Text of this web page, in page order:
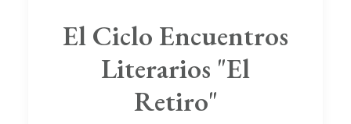
El Ciclo Encuentros
Literarios "El
Retiro"